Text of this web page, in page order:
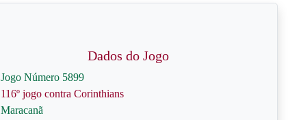
Dados do Jogo
Jogo Número 5899
116º jogo contra Corinthians
Maracanã